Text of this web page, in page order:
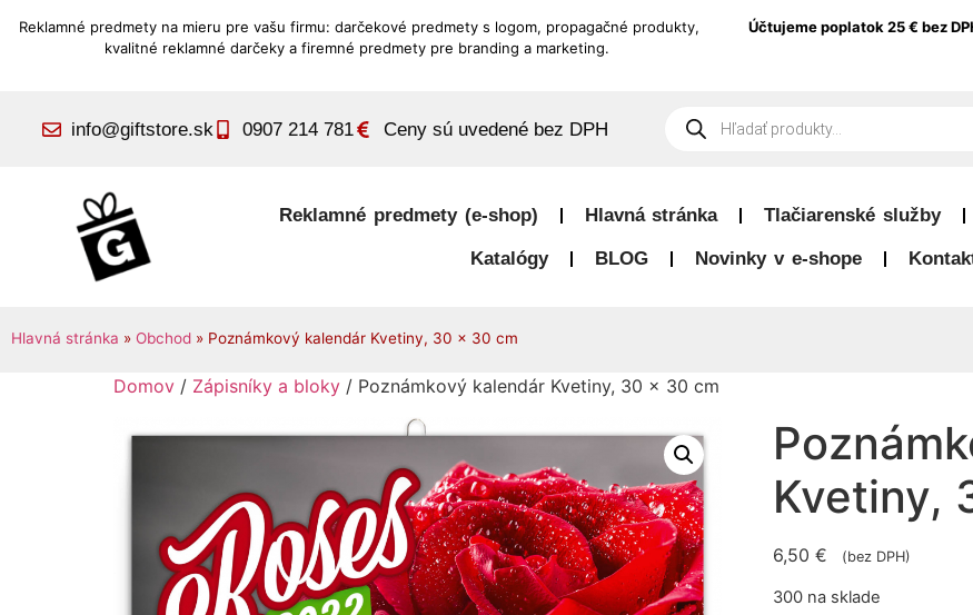
Reklamné predmety na mieru pre vašu firmu: darčekové predmety s logom, propagačné produkty,
kvalitné reklamné darčeky a firemné predmety pre branding a marketing.
Účtujeme poplatok 25 € bez
info@giftstore.sk 0907 214 781 Ceny sú uvedené bez DPH
Reklamné predmety (e-shop) Hlavná stránka Tlačiarenské služby
Katalógy BLOG Novinky v e-shope
Hlavná stránka » Obchod » Poznámkový kalendár Kvetiny, 30 × 30 cm
Domov / Zápisníky a bloky / Poznámkový kalendár Kvetiny, 30 × 30 cm
Kvetiny,
6,50 € (bez DPH)
300 na sklade